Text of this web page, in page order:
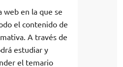
web en la que se
el contenido de
A través de
estudiar y
el temario